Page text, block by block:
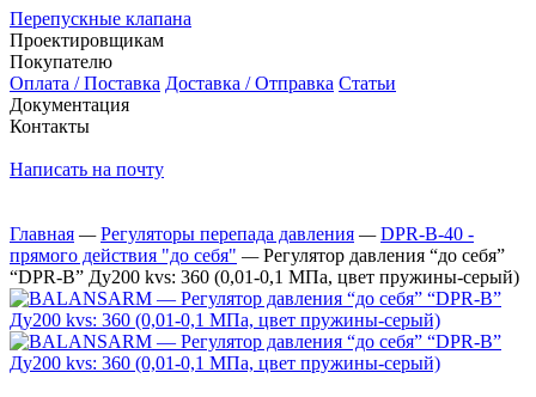
Перепускные клапана
Проектировщикам
Покупателю
Оплата / Поставка Доставка / Отправка Статьи
Документация
Контакты
Написать на почту
Главная — Регуляторы перепада давления — DPR-B-40 -
прямого действия "до себя" — Регулятор давления “до себя”
“DPR-B” Ду200 kvs: 360 (0,01-0,1 МПа, цвет пружины-серый)